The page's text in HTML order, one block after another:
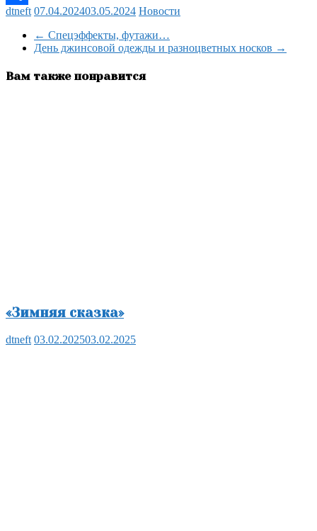
Отправить
dtneft 07.04.202403.05.2024 Новости
← Спецэффекты, футажи…
День джинсовой одежды и разноцветных носков →
Вам также понравится
«Зимняя сказка»
dtneft 03.02.202503.02.2025